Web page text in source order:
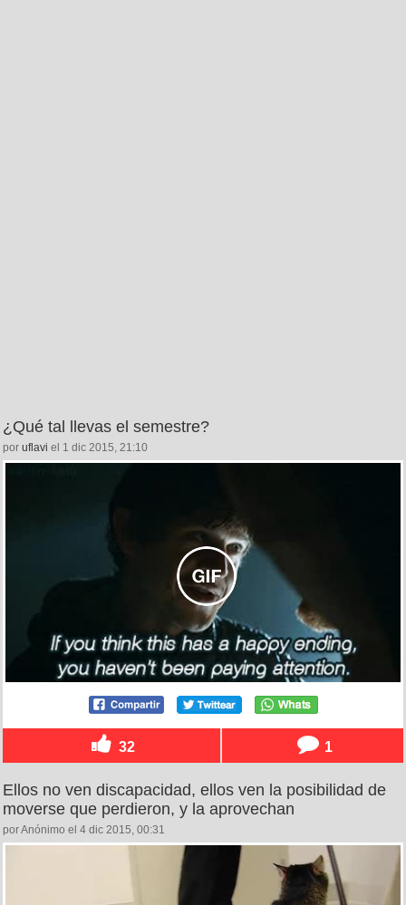
¿Qué tal llevas el semestre?
por uflavi el 1 dic 2015, 21:10
32 1
Ellos no ven discapacidad, ellos ven la posibilidad de
moverse que perdieron, y la aprovechan
por Anónimo el 4 dic 2015, 00:31